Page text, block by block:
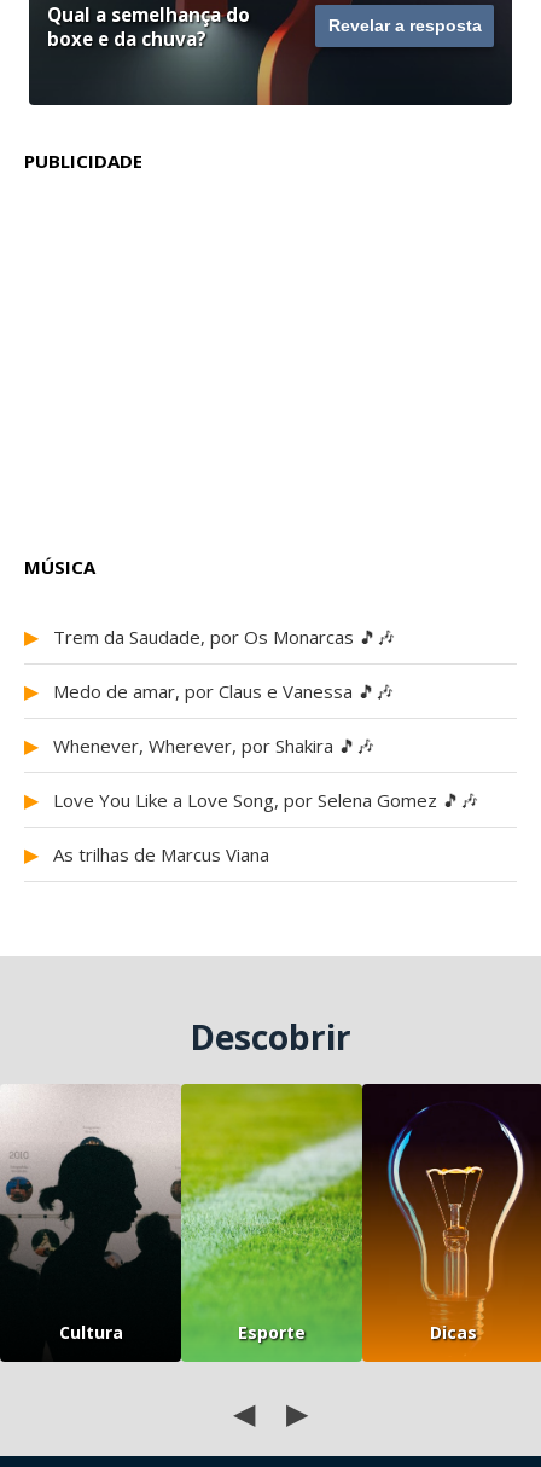
Qual a semelhança do
boxe e da chuva?
Revelar a resposta
PUBLICIDADE
MÚSICA
▶ Trem da Saudade, por Os Monarcas 🎵🎶
▶ Medo de amar, por Claus e Vanessa 🎵🎶
▶ Whenever, Wherever, por Shakira 🎵🎶
▶ Love You Like a Love Song, por Selena Gomez 🎵🎶
▶ As trilhas de Marcus Viana
Descobrir
Cultura Esporte Dicas
◀ ▶